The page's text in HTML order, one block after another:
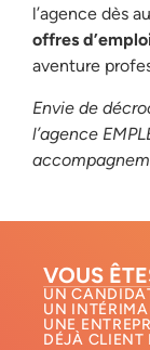
l’agence dès
offres
aventure
Envie de
l’agence
VOUS
UN
UN
UNE
DÉJÀ CLIENT